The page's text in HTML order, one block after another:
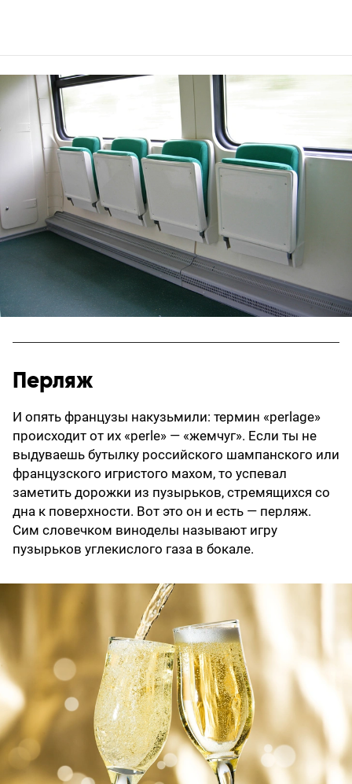
Перляж
И опять французы накузьмили: термин «perlage»
происходит от их «perle» — «жемчуг». Если ты не
выдуваешь бутылку российского шампанского или
французского игристого махом, то успевал
заметить дорожки из пузырьков, стремящихся со
дна к поверхности. Вот это он и есть — перляж.
Сим словечком виноделы называют игру
пузырьков углекислого газа в бокале.